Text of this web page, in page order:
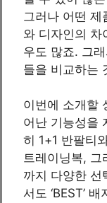
그러나 어떤 제
와 디자인의 차
우도 많죠. 그
들을 비교하는
이번에 소개할
어난 기능성을
히 1+1 반팔티
트레이닝복, 그
까지 다양한 선
서도 ‘BEST’